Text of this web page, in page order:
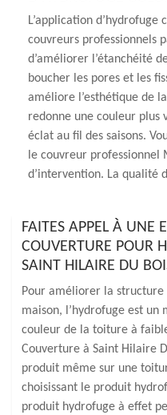
L’application
couvreurs professionnels
d’améliorer l’étanchéité
boucher les pores et les
améliore l’esthétique de
redonne une couleur plus
éclat au fil des saisons.
le couvreur professionnel
d’intervention. La qualité
FAITES APPEL À UNE
COUVERTURE POUR
SAINT HILAIRE DU
Pour améliorer la
maison, l’hydrofuge est
couleur de la toiture à
Couverture à Saint Hilaire
produit même sur une
choisissant le produit
produit hydrofuge à effet